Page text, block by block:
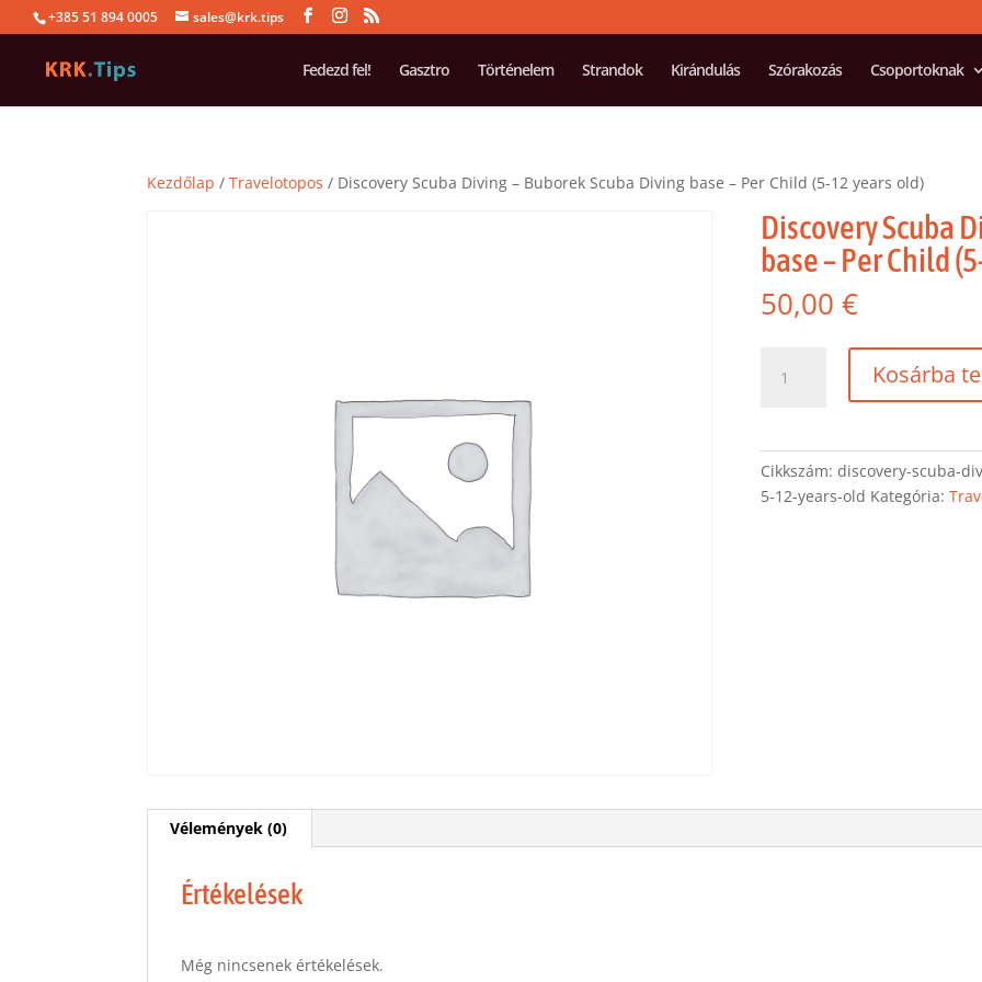
+385 51 894 0005 sales@krk.tips
Fedezd fel! Gasztro Történelem Strandok Kirándulás Szórakozás Csoportoknak
Kezdőlap /Travelotopos / Discovery Scuba Diving – Buborek Scuba Diving base – Per Child (5-12 years old)
Discovery Scuba
base – Per Child
50,00 €
Scuba
Buborek
Diving
Kosárba
Cikkszám: discovery-scuba-
5-12-years-old Kategória:
Vélemények (0)
Értékelések
Még nincsenek értékelések.